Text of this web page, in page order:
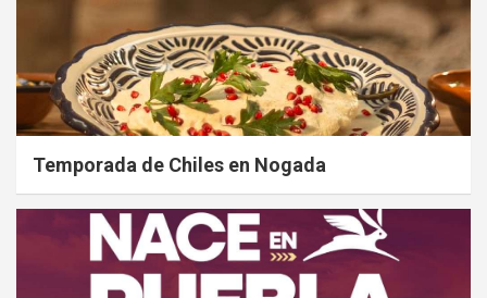
Temporada de Chiles en Nogada